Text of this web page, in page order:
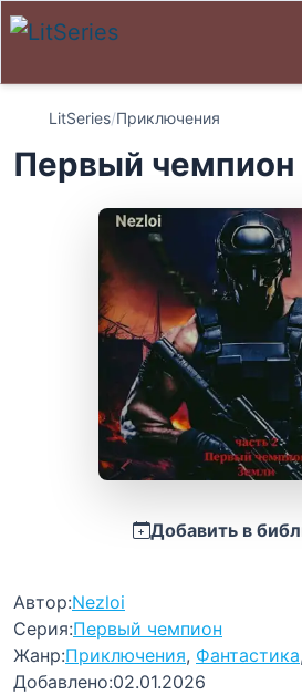
LitSeries/Приключения
Первый чемпион
Добавить в
Автор:Nezloi
Серия:Первый чемпион
Жанр:Приключения, Фантастика,
Добавлено:02.01.2026